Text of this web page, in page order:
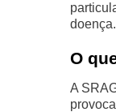
doença.
O
A